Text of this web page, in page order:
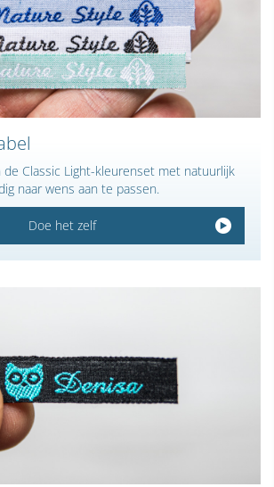
de Classic Light-kleurenset met natuurlijk
naar wens aan te passen.
Doe het zelf